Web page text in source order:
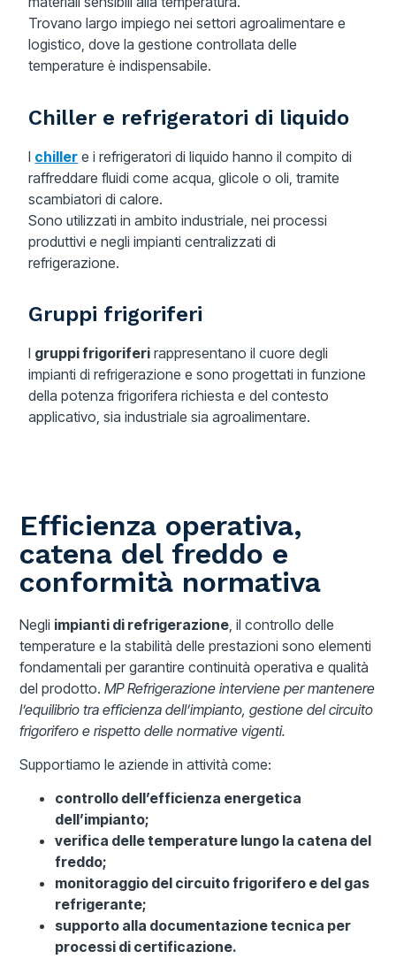
Trovano largo impiego nei settori agroalimentare e
logistico, dove la gestione controllata delle
temperature è indispensabile.
Chiller e refrigeratori di liquido
I chiller e i refrigeratori di liquido hanno il compito di
raffreddare fluidi come acqua, glicole o oli, tramite
scambiatori di calore.
Sono utilizzati in ambito industriale, nei processi
produttivi e negli impianti centralizzati di
refrigerazione.
Gruppi frigoriferi
I gruppi frigoriferi rappresentano il cuore degli
impianti di refrigerazione e sono progettati in funzione
della potenza frigorifera richiesta e del contesto
applicativo, sia industriale sia agroalimentare.
Efficienza operativa,
catena del freddo e
conformità normativa
Negli impianti di refrigerazione , il controllo delle
temperature e la stabilità delle prestazioni sono elementi
fondamentali per garantire continuità operativa e qualità
del prodotto.MP Refrigerazione interviene per mantenere
l’equilibrio tra efficienza dell’impianto, gestione del circuito
frigorifero e rispetto delle normative vigenti.
Supportiamo le aziende in attività come:
controllo dell’efficienza energetica
dell’impianto;
verifica delle temperature lungo la catena del
freddo;
monitoraggio del circuito frigorifero e del gas
refrigerante;
supporto alla documentazione tecnica per
processi di certificazione.